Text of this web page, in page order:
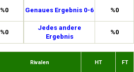
%0
%0
Genaues Ergebnis 0-6 %0
Jedes andere
Ergebnis
%0
Rivalen HT FT